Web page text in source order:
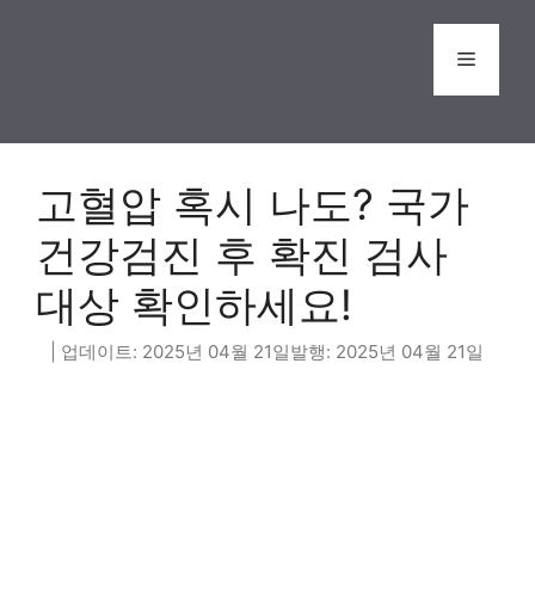
Menu
고혈압 혹시 나도? 국가
건강검진 후 확진 검사
대상 확인하세요!
2025년 04월 21일 2025년 04월 21일